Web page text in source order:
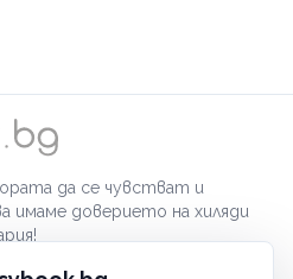
да се чувстват и
имаме доверието на хиляди